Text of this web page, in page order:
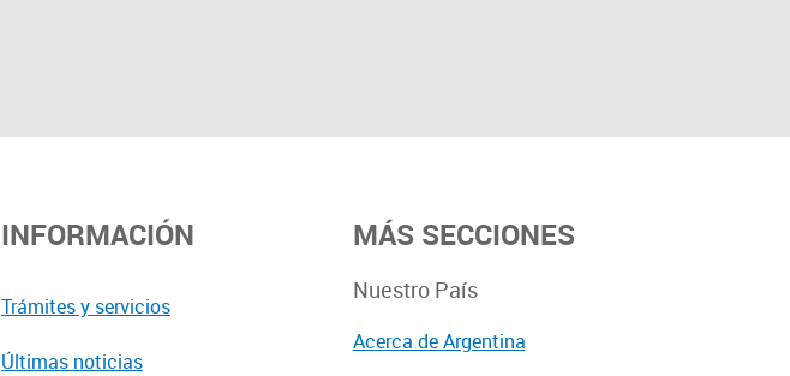
INFORMACIÓN
Trámites y servicios
Últimas noticias
MÁS SECCIONES
Nuestro País
Acerca de Argentina